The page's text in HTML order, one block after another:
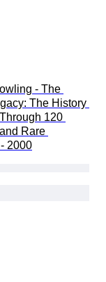
- The
The History
120
Rare
2000